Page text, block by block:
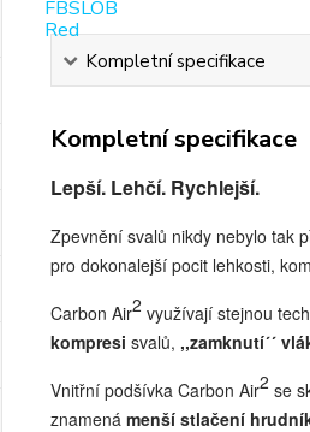
Kompletní specifikace
Kompletní specifikace
Lepší. Lehčí. Rychlejší.
Zpevnění svalů nikdy nebylo tak
pro dokonalejší pocit lehkosti,
Carbon Air2 využívají stejnou
kompresi svalů, ,,zamknutí´´
Vnitřní podšívka Carbon Air2 se
znamená menší stlačení